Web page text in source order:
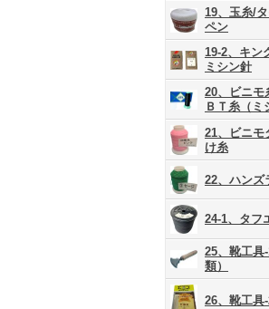
19、玉糸/
ペン
19-2、キン
ミシン針
20、ビニモ
ＢＴ糸（ミ
21、ビニモ
け糸
22、ハンズ
24-1、タフ
25、靴工具
類）
26、靴工具